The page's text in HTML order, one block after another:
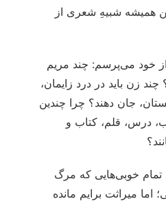
همیشه شبیهِ شعری از
خود می‌پرسم: چند مریم
چند زن باید در درد زایمان،
جان دهند؟ چرا چندین
درس، قلم، کتاب و
تمام خوبی‌هایی که مرگ
اما میراثت برایم مانده